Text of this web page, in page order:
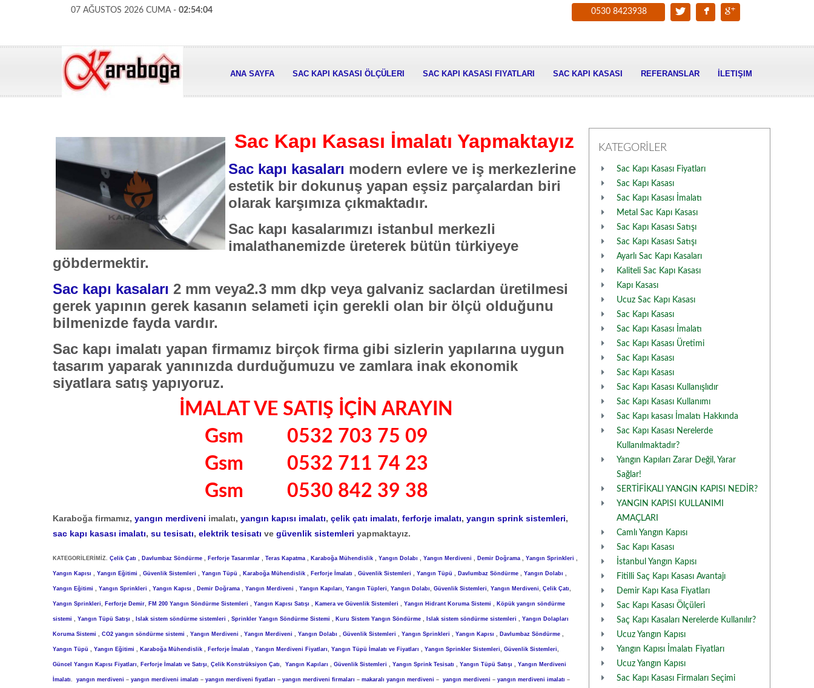
07 AĞUSTOS 2026 CUMA - 02:54:05 0530 8423938
ANA SAYFA SAC KAPI KASASI ÖLÇÜLERI SAC KAPI KASASI FIYATLARI SAC KAPI KASASI REFERANSLAR İLETIŞIM
Sac Kapı Kasası İmalatı Yapmaktayız
Sac kapı kasaları modern evlere ve iş merkezlerine
estetik bir dokunuş yapan eşsiz parçalardan biri
olarak karşımıza çıkmaktadır.
Sac kapı kasalarımızı istanbul merkezli
imalathanemizde üreterek bütün türkiyeye
göbdermektir.
Sac kapı kasaları 2 mm veya2.3 mm dkp veya galvaniz saclardan üretilmesi
gerek yapının gerek kasanın selameti için gerekli olan bir ölçü olduğunu
bilmenizde fayda vardır.
Sac kapı imalatı yapan firmamız birçok firma gibi sizlerin yapılarına uygun
tasarım yaparak yanınızda durduğumuzu ve zamlara inak ekonomik
siyatlara satış yapıyoruz.
İMALAT VE SATIŞ İÇİN ARAYIN
Gsm 0532 703 75 09
Gsm 0532 711 74 23
Gsm 0530 842 39 38
Karaboğa firmamız, yangın merdiveni imalatı, yangın kapısı imalatı, çelik çatı imalatı, ferforje imalatı, yangın sprink sistemleri,
sac kapı kasası imalatı, su tesisatı, elektrik tesisatı ve güvenlik sistemleri yapmaktayız.
KATEGORİLERİMİZ. Çelik Çatı , Davlumbaz Söndürme , Ferforje Tasarımlar , Teras Kapatma , Karaboğa Mühendislik , Yangın Dolabı , Yangın Merdiveni , Demir Doğrama , Yangın Sprinkleri ,
Yangın Kapısı , Yangın Eğitimi , Güvenlik Sistemleri , Yangın Tüpü , Karaboğa Mühendislik , Ferforje İmalatı , Güvenlik Sistemleri , Yangın Tüpü , Davlumbaz Söndürme , Yangın Dolabı ,
Yangın Eğitimi , Yangın Sprinkleri , Yangın Kapısı , Demir Doğrama , Yangın Merdiveni , Yangın Kapıları, Yangın Tüpleri, Yangın Dolabı, Güvenlik Sistemleri, Yangın Merdiveni, Çelik Çatı,
Yangın Sprinkleri, Ferforje Demir, FM 200 Yangın Söndürme Sistemleri , Yangın Kapısı Satışı , Kamera ve Güvenlik Sistemleri , Yangın Hidrant Koruma Sistemi , Köpük yangın söndürme
sistemi , Yangın Tüpü Satışı , Islak sistem söndürme sistemleri , Sprinkler Yangın Söndürme Sistemi , Kuru Sistem Yangın Söndürme , Islak sistem söndürme sistemleri , Yangın Dolapları
Koruma Sistemi , CO2 yangın söndürme sistemi , Yangın Merdiveni , Yangın Merdiveni , Yangın Dolabı , Güvenlik Sistemleri , Yangın Sprinkleri , Yangın Kapısı , Davlumbaz Söndürme ,
Yangın Tüpü , Yangın Eğitimi , Karaboğa Mühendislik , Ferforje İmalatı , Yangın Merdiveni Fiyatları, Yangın Tüpü İmalatı ve Fiyatları , Yangın Sprinkler Sistemleri, Güvenlik Sistemleri,
Güncel Yangın Kapısı Fiyatları, Ferforje İmalatı ve Satışı, Çelik Konstrüksiyon Çatı, Yangın Kapıları , Güvenlik Sistemleri , Yangın Sprink Tesisatı , Yangın Tüpü Satışı , Yangın Merdiveni
İmalatı. yangın merdiveni – yangın merdiveni imalatı – yangın merdiveni fiyatları – yangın merdiveni firmaları – makaralı yangın merdiveni – yangın merdiveni – yangın merdiveni imalatı –
KATEGORİLER
Sac Kapı Kasası Fiyatları
Sac Kapı Kasası
Sac Kapı Kasası İmalatı
Metal Sac Kapı Kasası
Sac Kapı Kasası Satışı
Sac Kapı Kasası Satışı
Ayarlı Sac Kapı Kasaları
Kaliteli Sac Kapı Kasası
Kapı Kasası
Ucuz Sac Kapı Kasası
Sac Kapı Kasası
Sac Kapı Kasası İmalatı
Sac Kapı Kasası Üretimi
Sac Kapı Kasası
Sac Kapı Kasası
Sac Kapı Kasası Kullanışlıdır
Sac Kapı Kasası Kullanımı
Sac Kapı kasası İmalatı Hakkında
Sac Kapı Kasası Nerelerde
Kullanılmaktadır?
Yangın Kapıları Zarar Değil, Yarar
Sağlar!
SERTİFİKALI YANGIN KAPISI NEDİR?
YANGIN KAPISI KULLANIMI
AMAÇLARI
Camlı Yangın Kapısı
Sac Kapı Kasası
İstanbul Yangın Kapısı
Fitilli Saç Kapı Kasası Avantajı
Demir Kapı Kasa Fiyatları
Sac Kapı Kasası Ölçüleri
Saç Kapı Kasaları Nerelerde Kullanılır?
Ucuz Yangın Kapısı
Yangın Kapısı İmalatı Fiyatları
Ucuz Yangın Kapısı
Sac Kapı Kasası Firmaları Seçimi